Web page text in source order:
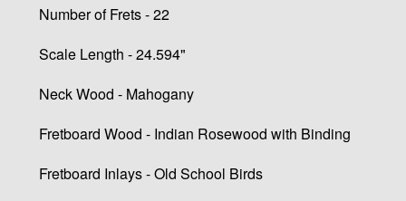
Number of Frets - 22
Scale Length - 24.594"
Neck Wood - Mahogany
Fretboard Wood - Indian Rosewood with Binding
Fretboard Inlays - Old School Birds